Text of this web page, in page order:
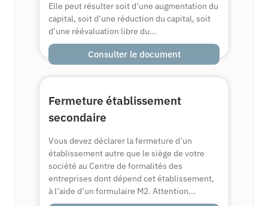
Elle peut résulter soit d’une augmentation du
capital, soit d’une réduction du capital, soit
d’une réévaluation libre du...
Consulter le document
Fermeture établissement
secondaire
Vous devez déclarer la fermeture d’un
établissement autre que le siège de votre
société au Centre de formalités des
entreprises dont dépend cet établissement,
à l’aide d’un formulaire M2. Attention...